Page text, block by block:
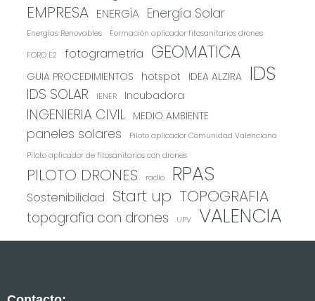
EMPRESA ENERGÍA Energía Solar
Energías Renovables Formación aplicador fitosanitarios drones
FORO E2 fotogrametría GEOMATICA
GUIA PROCEDIMIENTOS hotspot IDEA ALZIRA IDS
IDS SOLAR IENER Incubadora
INGENIERIA CIVIL MEDIO AMBIENTE
paneles solares
Piloto aplicador Comunidad Valenciana
Piloto aplicador de fitosanitarios con drones
PILOTO DRONES radio RPAS
Sostenibilidad Start up TOPOGRAFIA
topografía con drones UPV VALENCIA